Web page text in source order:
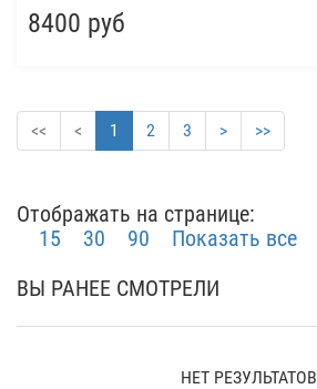
8400 руб
<< < 1 2 3 > >>
Отображать на странице:
15
30 90
Показать все
ВЫ РАНЕЕ СМОТРЕЛИ
НЕТ РЕЗУЛЬТАТОВ